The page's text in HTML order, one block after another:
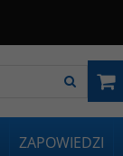
ZAPOWIEDZI